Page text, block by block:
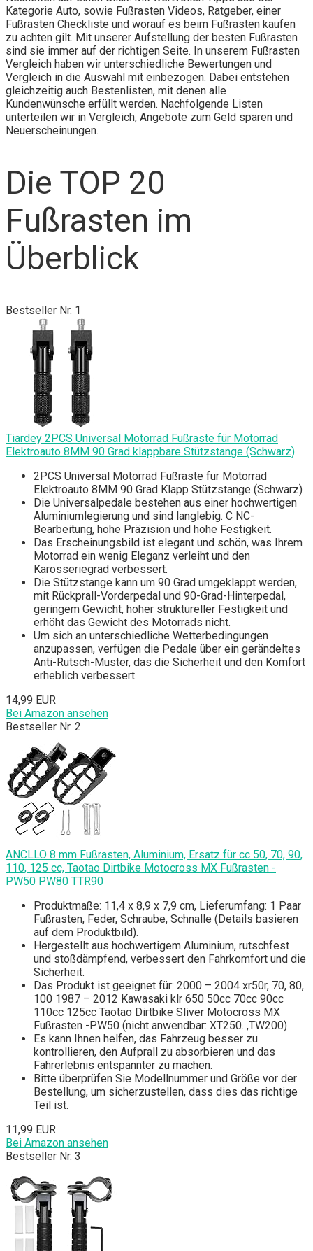
Kategorie Auto, sowie Fußrasten Videos, Ratgeber, einer
Fußrasten Checkliste und worauf es beim Fußrasten kaufen
zu achten gilt. Mit unserer Aufstellung der besten Fußrasten
sind sie immer auf der richtigen Seite. In unserem Fußrasten
Vergleich haben wir unterschiedliche Bewertungen und
Vergleich in die Auswahl mit einbezogen. Dabei entstehen
gleichzeitig auch Bestenlisten, mit denen alle
Kundenwünsche erfüllt werden. Nachfolgende Listen
unterteilen wir in Vergleich, Angebote zum Geld sparen und
Neuerscheinungen.
Die TOP 20
Fußrasten im
Überblick
Bestseller Nr. 1
Tiardey 2PCS Universal Motorrad Fußraste für Motorrad
Elektroauto 8MM 90 Grad klappbare Stützstange (Schwarz)
2PCS Universal Motorrad Fußraste für Motorrad
Elektroauto 8MM 90 Grad Klapp Stützstange (Schwarz)
Die Universalpedale bestehen aus einer hochwertigen
Aluminiumlegierung und sind langlebig. C NC-
Bearbeitung, hohe Präzision und hohe Festigkeit.
Das Erscheinungsbild ist elegant und schön, was Ihrem
Motorrad ein wenig Eleganz verleiht und den
Karosseriegrad verbessert.
Die Stützstange kann um 90 Grad umgeklappt werden,
mit Rückprall-Vorderpedal und 90-Grad-Hinterpedal,
geringem Gewicht, hoher struktureller Festigkeit und
erhöht das Gewicht des Motorrads nicht.
Um sich an unterschiedliche Wetterbedingungen
anzupassen, verfügen die Pedale über ein gerändeltes
Anti-Rutsch-Muster, das die Sicherheit und den Komfort
erheblich verbessert.
14,99 EUR
Bei Amazon ansehen
Bestseller Nr. 2
ANCLLO 8 mm Fußrasten, Aluminium, Ersatz für cc 50, 70, 90,
110, 125 cc, Taotao Dirtbike Motocross MX Fußrasten -
PW50 PW80 TTR90
Produktmaße: 11,4 x 8,9 x 7,9 cm, Lieferumfang: 1 Paar
Fußrasten, Feder, Schraube, Schnalle (Details basieren
auf dem Produktbild).
Hergestellt aus hochwertigem Aluminium, rutschfest
und stoßdämpfend, verbessert den Fahrkomfort und die
Sicherheit.
Das Produkt ist geeignet für: 2000 – 2004 xr50r, 70, 80,
100 1987 – 2012 Kawasaki klr 650 50cc 70cc 90cc
110cc 125cc Taotao Dirtbike Sliver Motocross MX
Fußrasten -PW50 (nicht anwendbar: XT250. ,TW200)
Es kann Ihnen helfen, das Fahrzeug besser zu
kontrollieren, den Aufprall zu absorbieren und das
Fahrerlebnis entspannter zu machen.
Bitte überprüfen Sie Modellnummer und Größe vor der
Bestellung, um sicherzustellen, dass dies das richtige
Teil ist.
11,99 EUR
Bei Amazon ansehen
Bestseller Nr. 3